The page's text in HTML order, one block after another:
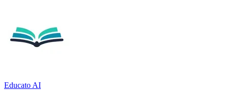
Educato AI